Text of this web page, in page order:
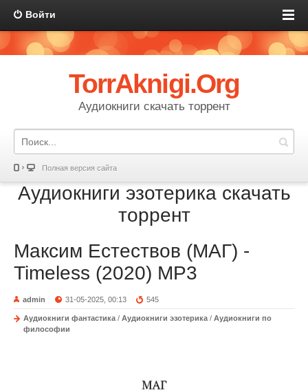
Войти
TorrAknigi.Org
Аудиокниги скачать торрент
Полная версия сайта
Аудиокниги эзотерика скачать
торрент
Максим Естествов (МАГ) -
Timeless (2020) MP3
admin 31-05-2025, 00:13 545
Аудиокниги фантастика / Аудиокниги эзотерика / Аудиокниги по
философии